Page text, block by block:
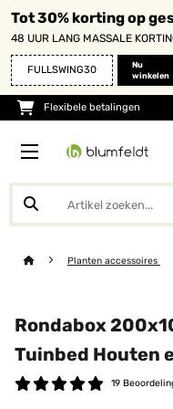
Tot 30% korting op
48 UUR LANG MASSALE
FULLSWING30
Nu
winkelen
Flexibele betalingen
Planten accessoires
Rondabox
Tuinbed Houten
19